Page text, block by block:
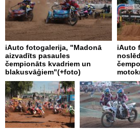
iAuto fotogalerija, "Madonā
aizvadīts pasaules
čempionāts kvadriem un
blakusvāģiem"(+foto)
iAuto